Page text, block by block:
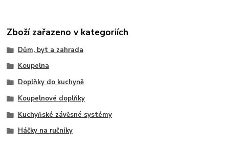
Zboží zařazeno v kategoriích
Dům, byt a zahrada
Koupelna
Doplňky do kuchyně
Koupelnové doplňky
Kuchyňské závěsné systémy
Háčky na ručníky